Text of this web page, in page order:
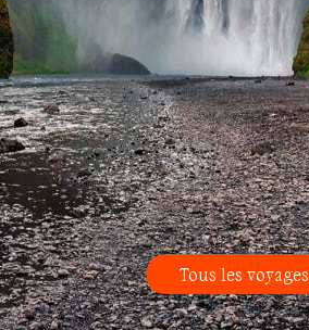
Tous les voyages